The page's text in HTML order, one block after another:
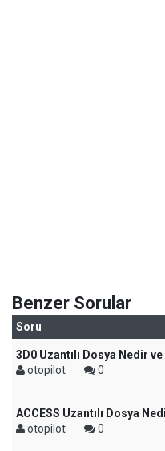
Benzer Sorular
Soru
3D0 Uzantılı Dosya Nedir
otopilot
0
ACCESS Uzantılı Dosya
otopilot
0